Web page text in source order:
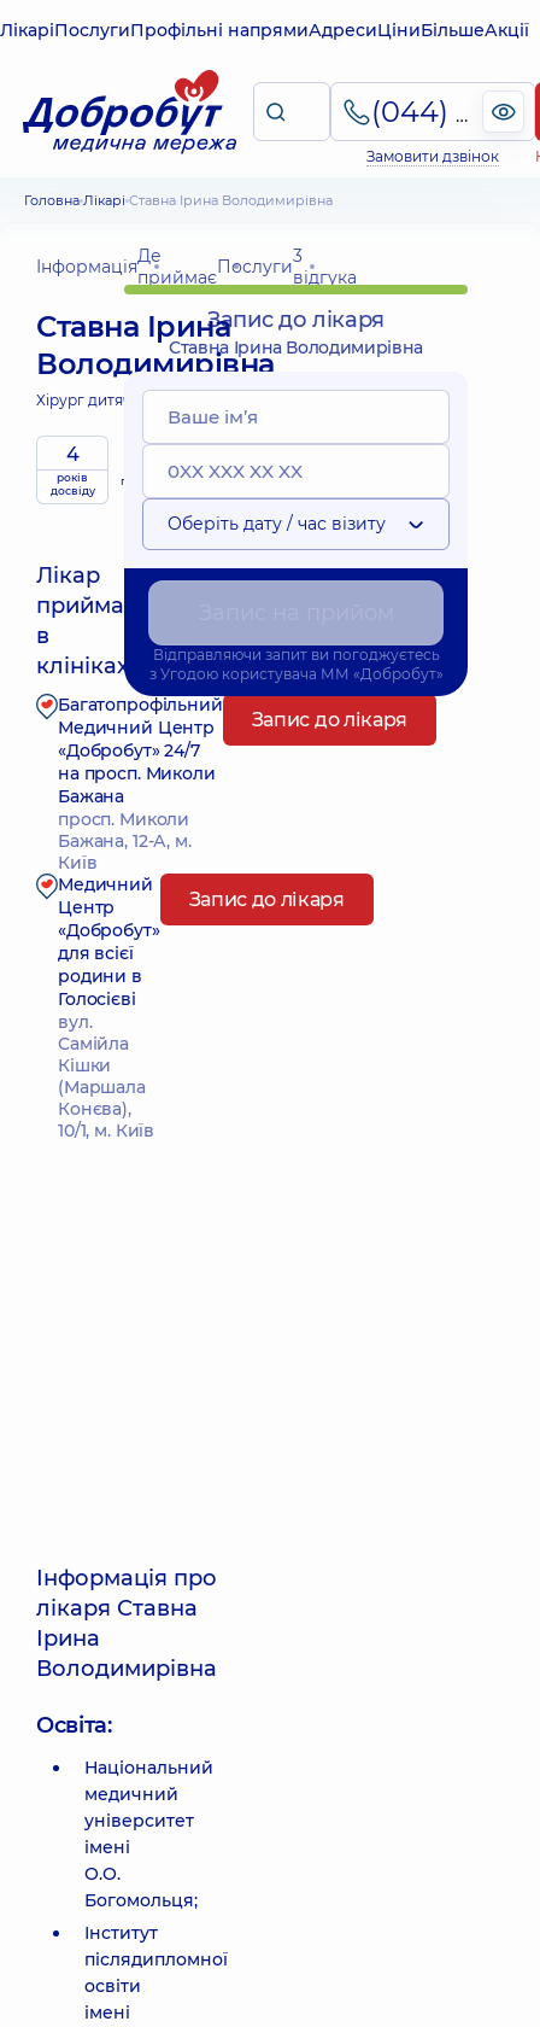
ЛікаріПослугиПрофільні напрямиАдресиЦіниБільшеАкції
(044) 495-2-888
Замовити дзвінок
Головна Лікарі Ставна Ірина Володимирівна
ІнформаціяДе
приймаєПослуги3
відгука
Ставна Ірина
Володимирівна
Хірург дитячий;
4
років
досвіду
приймає
дітей
Лікар
приймає
в
клініках:
Багатопрофільний
Медичний Центр
«Добробут» 24/7
на просп. Миколи
Бажана
просп. Миколи
Бажана, 12-А, м.
Київ
Запис до лікаря
Медичний
Центр
«Добробут»
для всієї
родини в
Голосієві
вул.
Самійла
Кішки
(Маршала
Конєва),
10/1, м. Київ
Запис до лікаря
Інформація про
лікаря Ставна
Ірина
Володимирівна
Освіта:
Національний
медичний
університет
імені
О.О.
Богомольця;
Інститут
післядипломної
освіти
імені
Запис до лікаря
Ставна Ірина Володимирівна
Оберіть дату / час візиту
Відправляючи запит ви погоджуєтесь
з Угодою користувача ММ «Добробут»